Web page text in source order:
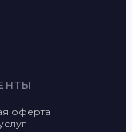
оферта